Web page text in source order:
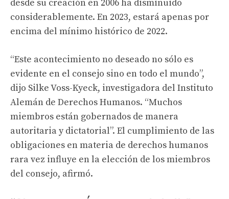
desde su creación en 2006 ha disminuido
considerablemente. En 2023, estará apenas por
encima del mínimo histórico de 2022.
“Este acontecimiento no deseado no sólo es
evidente en el consejo sino en todo el mundo”,
dijo Silke Voss-Kyeck, investigadora del Instituto
Alemán de Derechos Humanos. “Muchos
miembros están gobernados de manera
autoritaria y dictatorial”. El cumplimiento de las
obligaciones en materia de derechos humanos
rara vez influye en la elección de los miembros
del consejo, afirmó.